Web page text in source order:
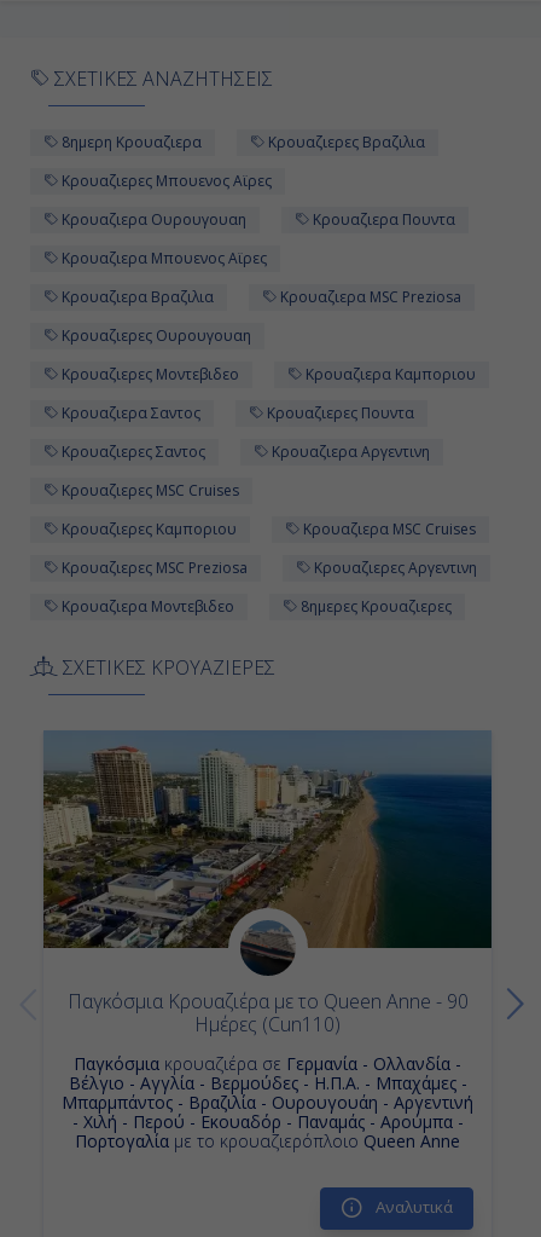
ΣΧΕΤΙΚΕΣ ΑΝΑΖΗΤΗΣΕΙΣ
8ημερη Κρουαζιερα
Κρουαζιερες Βραζιλια
Κρουαζιερες Μπουενος Αϊρες
Κρουαζιερα Ουρουγουαη
Κρουαζιερα Πουντα
Κρουαζιερα Μπουενος Αϊρες
Κρουαζιερα Βραζιλια
Κρουαζιερα MSC Preziosa
Κρουαζιερες Ουρουγουαη
Κρουαζιερες Μοντεβιδεο
Κρουαζιερα Καμποριου
Κρουαζιερα Σαντος
Κρουαζιερες Πουντα
Κρουαζιερες Σαντος
Κρουαζιερα Αργεντινη
Κρουαζιερες MSC Cruises
Κρουαζιερες Καμποριου
Κρουαζιερα MSC Cruises
Κρουαζιερες MSC Preziosa
Κρουαζιερες Αργεντινη
Κρουαζιερα Μοντεβιδεο
8ημερες Κρουαζιερες
ΣΧΕΤΙΚΕΣ ΚΡΟΥΑΖΙΕΡΕΣ
Παγκόσμια Κρουαζιέρα με το Queen Anne - 90
Ημέρες (Cun110)
Παγκόσμια κρουαζιέρα σε Γερμανία - Ολλανδία -
Βέλγιο - Αγγλία - Βερμούδες - Η.Π.Α. - Μπαχάμες -
Μπαρμπάντος - Βραζιλία - Ουρουγουάη - Αργεντινή
- Χιλή - Περού - Εκουαδόρ - Παναμάς - Αρούμπα -
Πορτογαλία με το κρουαζιερόπλοιο Queen Anne
Αναλυτικά